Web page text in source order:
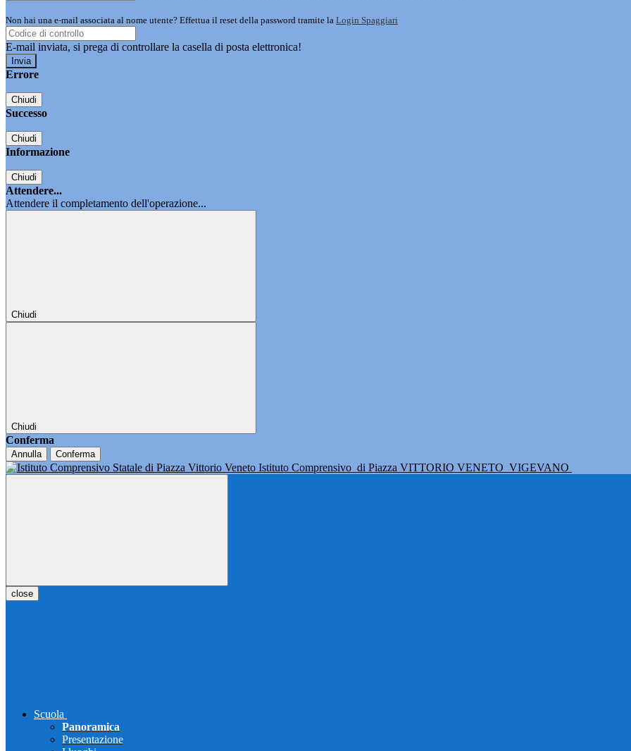
Non hai una e-mail associata al nome utente? Effettua il reset della password tramite la Login Spaggiari
E-mail inviata, si prega di controllare la casella di posta elettronica!
Errore
Chiudi
Successo
Chiudi
Informazione
Chiudi
Attendere...
Attendere il completamento dell'operazione...
Chiudi
Chiudi
Conferma
Annulla Conferma
Istituto Comprensivo di Piazza VITTORIO VENETO VIGEVANO
close
Scuola
Panoramica
Presentazione